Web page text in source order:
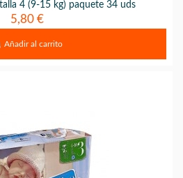
4 (9-15 kg) paquete 34 uds
5,80 €
Añadir al carrito